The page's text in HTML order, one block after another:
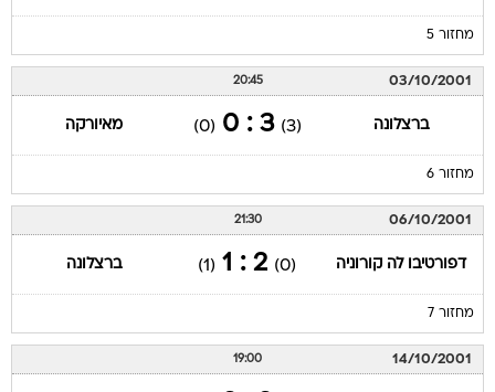
מחזור 5
03/10/2001
20:45
ברצלונה (3)
3 : 0
(0) מאיורקה
מחזור 6
06/10/2001
21:30
דפורטיבו לה קורוניה (0)
2 : 1
(1) ברצלונה
מחזור 7
14/10/2001
19:00